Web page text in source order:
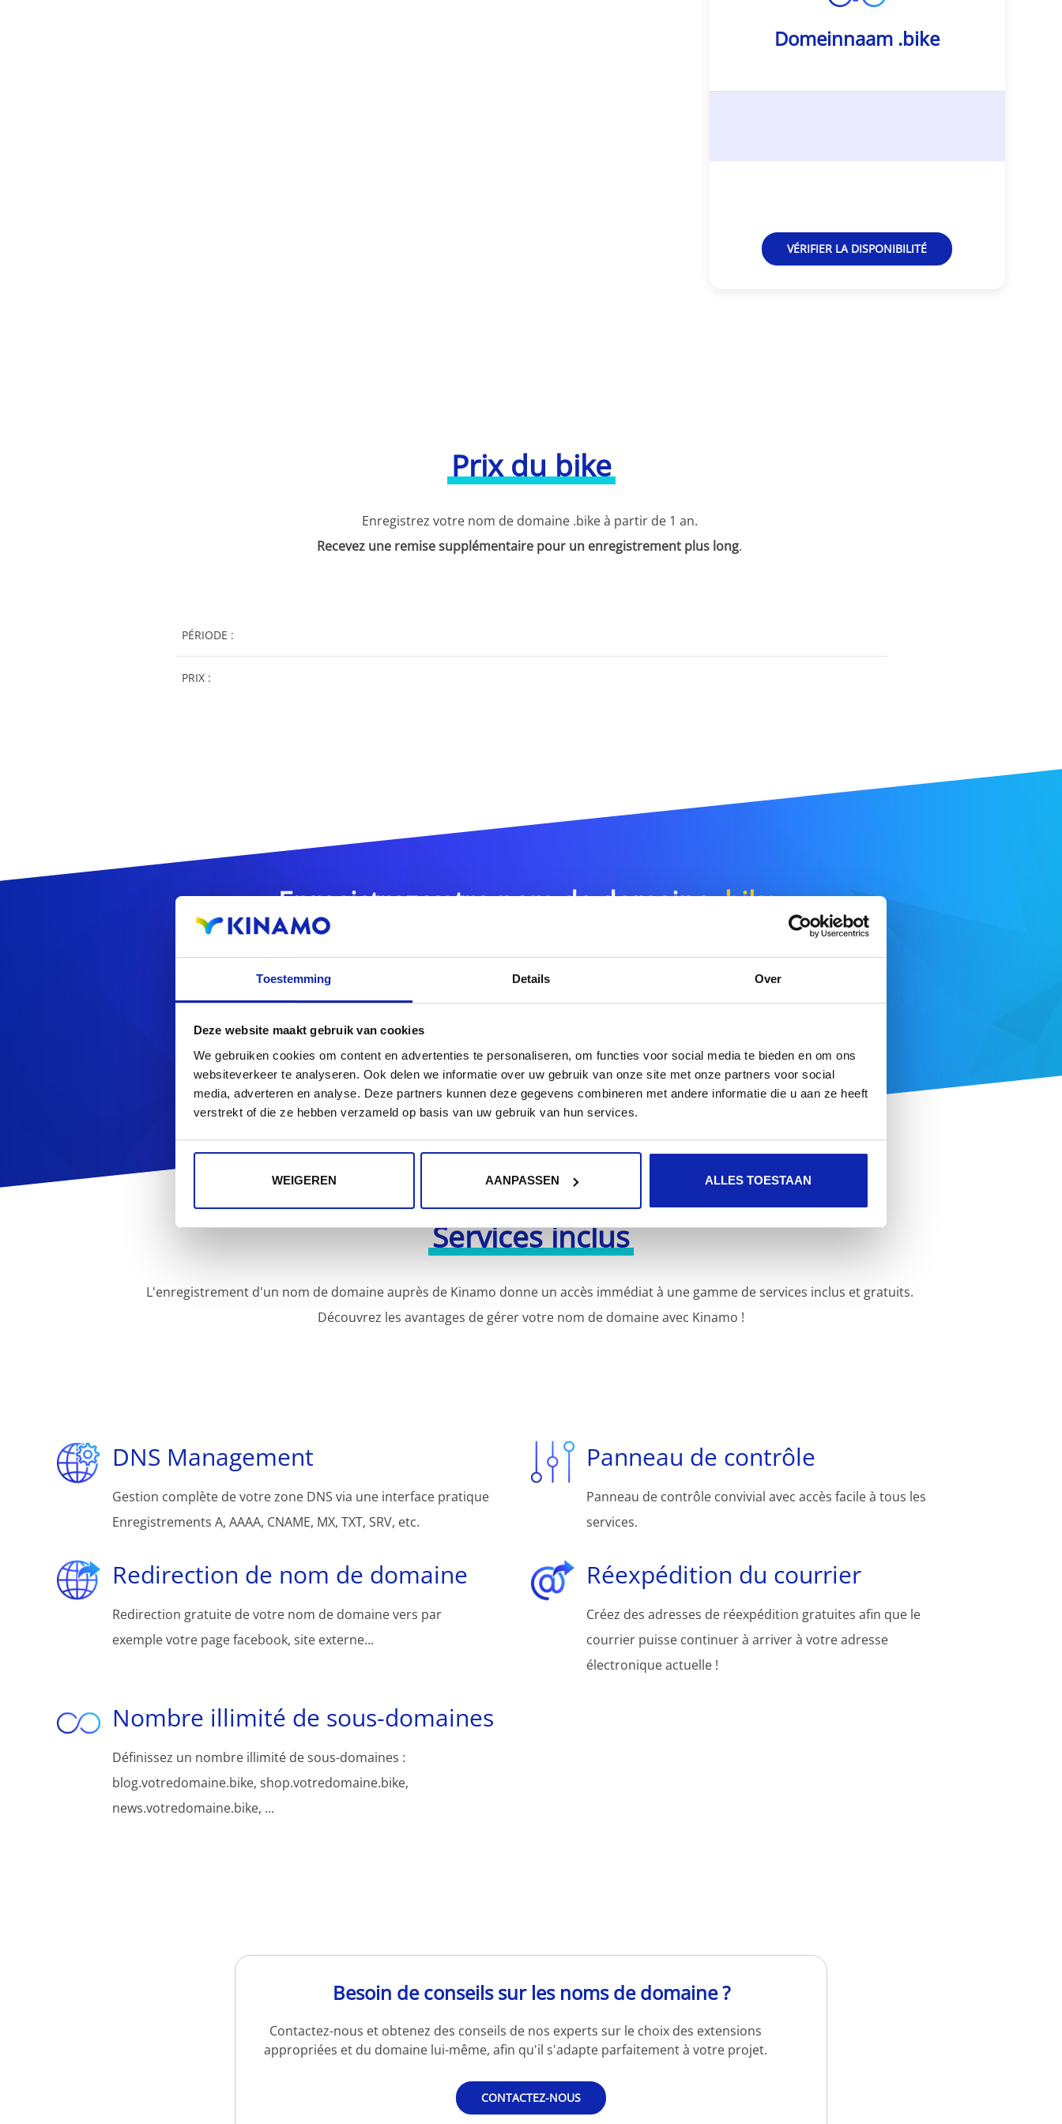
Toestemming Details Over
Deze website maakt gebruik van cookies
We gebruiken cookies om content en advertenties te personaliseren, om functies voor social media te bieden en om ons
websiteverkeer te analyseren. Ook delen we informatie over uw gebruik van onze site met onze partners voor social
media, adverteren en analyse. Deze partners kunnen deze gegevens combineren met andere informatie die u aan ze heeft
verstrekt of die ze hebben verzameld op basis van uw gebruik van hun services.
WEIGEREN AANPASSEN ALLES TOESTAAN
Domeinnaam .bike
VÉRIFIER LA DISPONIBILITÉ
Prix du bike
Enregistrez votre nom de domaine .bike à partir de 1 an.
Recevez une remise supplémentaire pour un enregistrement plus long.
PÉRIODE :
PRIX :
Enregistrez votre nom de domaine.bike.
DOMAINE DE RECHERCHE
Services inclus
L'enregistrement d'un nom de domaine auprès de Kinamo donne un accès immédiat à une gamme de services inclus et gratuits.
Découvrez les avantages de gérer votre nom de domaine avec Kinamo !
DNS Management
Gestion complète de votre zone DNS via une interface pratique
Enregistrements A, AAAA, CNAME, MX, TXT, SRV, etc.
Panneau de contrôle
Panneau de contrôle convivial avec accès facile à tous les
services.
Redirection de nom de domaine
Redirection gratuite de votre nom de domaine vers par
exemple votre page facebook, site externe...
Réexpédition du courrier
Créez des adresses de réexpédition gratuites afin que le
courrier puisse continuer à arriver à votre adresse
électronique actuelle !
Nombre illimité de sous-domaines
Définissez un nombre illimité de sous-domaines :
blog.votredomaine.bike, shop.votredomaine.bike,
news.votredomaine.bike, ...
Besoin de conseils sur les noms de domaine ?
Contactez-nous et obtenez des conseils de nos experts sur le choix des extensions
appropriées et du domaine lui-même, afin qu'il s'adapte parfaitement à votre projet.
CONTACTEZ-NOUS